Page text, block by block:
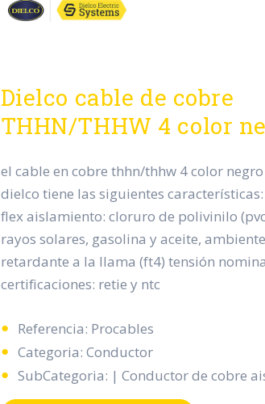
Dielco cable de cobre
THHN/THHW 4 color
el cable en cobre thhn/thhw 4 color
dielco tiene las siguientes
flex aislamiento: cloruro de polivinilo
rayos solares, gasolina y aceite,
retardante a la llama (ft4) tensión
certificaciones: retie y ntc
Referencia: Procables
Categoria: Conductor
SubCategoria: | Conductor de cobre